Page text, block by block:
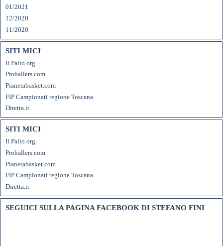
01/2021
12/2020
11/2020
SITI MICI
Il Palio.org
Proballers.com
Pianetabasket.com
FIP Campionati regione Toscana
Diretta.it
SITI MICI
Il Palio.org
Proballers.com
Pianetabasket.com
FIP Campionati regione Toscana
Diretta.it
SEGUICI SULLA PAGINA FACEBOOK DI STEFANO FINI